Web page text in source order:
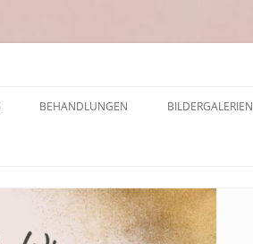
BEHANDLUNGEN BILDERGALERIEN